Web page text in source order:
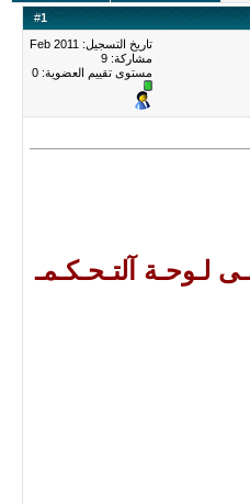
#1
تاريخ التسجيل: Feb 2011
مشاركة: 9
مستوى تقييم العضوية: 0
ـرسـآئل فـى لـوحـة آلتـحـكـمـ آلى آخــر 50 ـرسـآلة فـى لـوحـة آلتـحـكـمـ